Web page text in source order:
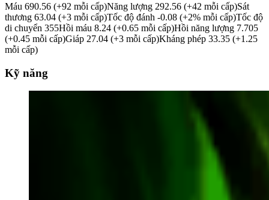
Máu 690.56 (+92 mỗi cấp)Năng lượng 292.56 (+42 mỗi cấp)Sát
thương 63.04 (+3 mỗi cấp)Tốc độ đánh -0.08 (+2% mỗi cấp)Tốc độ
di chuyển 355Hồi máu 8.24 (+0.65 mỗi cấp)Hồi năng lượng 7.705
(+0.45 mỗi cấp)Giáp 27.04 (+3 mỗi cấp)Kháng phép 33.35 (+1.25
mỗi cấp)
Kỹ năng